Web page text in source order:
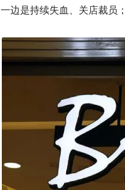
一边是持续失血、关店裁员